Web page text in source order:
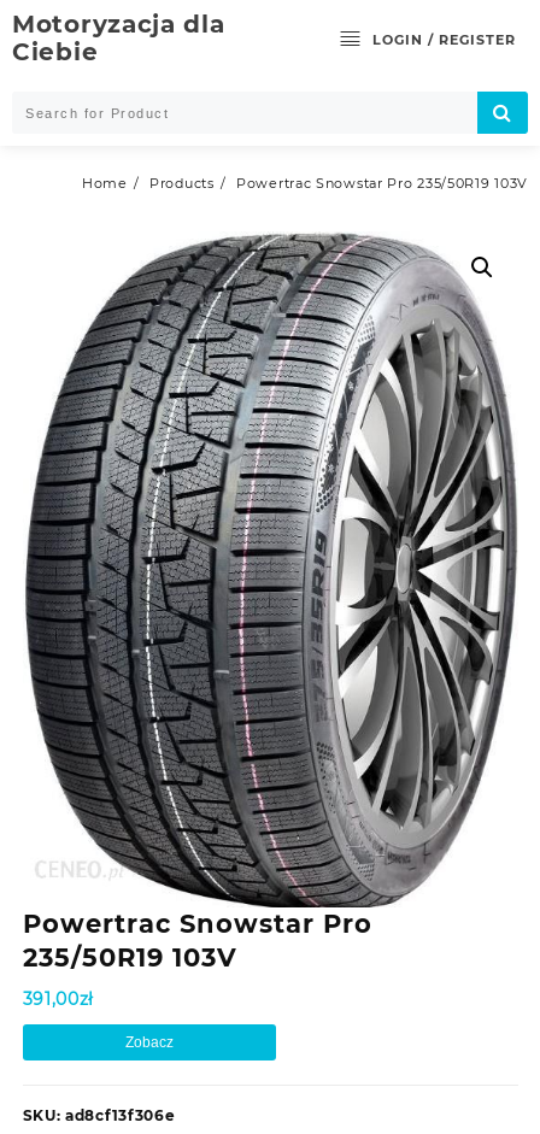
Skip
to
content
Motoryzacja dla
Ciebie
LOGIN / REGISTER
Home Products Powertrac Snowstar Pro 235/50R19 103V
Powertrac Snowstar Pro
235/50R19 103V
391,00zł
Zobacz
SKU: ad8cf13f306e